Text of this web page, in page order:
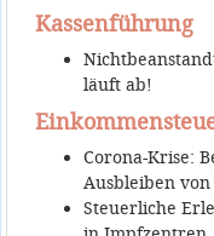
Kassenführung
läuft ab!
Corona-Krise:
Ausbleiben
Steuerliche